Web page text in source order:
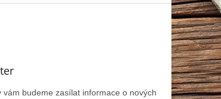
vám budeme zasílat informace o nových